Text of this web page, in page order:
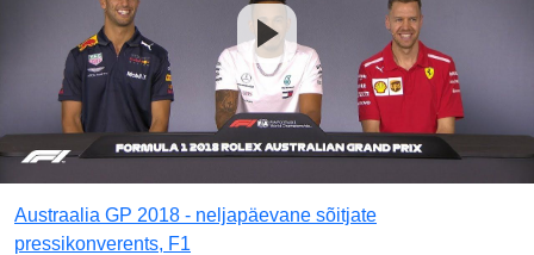
Austraalia GP 2018 - neljapäevane sõitjate
pressikonverents, F1